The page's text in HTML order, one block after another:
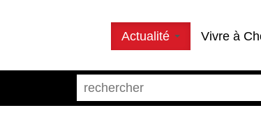
Actualité Vivre à